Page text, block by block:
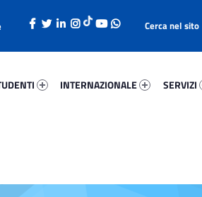
INTERNAZIONALE
SERVIZI